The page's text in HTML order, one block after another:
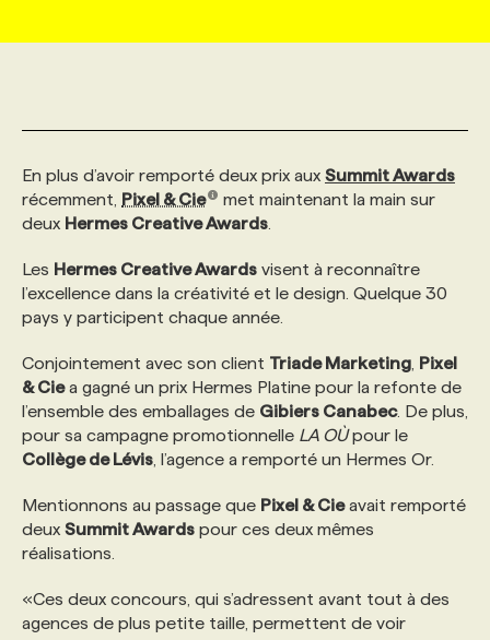
AFFAIRES DE L'INDUSTRIE
INITIATIVES NUMÉRIQUES
PRIX ET DISTINCTIONS
WEB & MÉDIAS SOCIAUX
MARKETING DURABLE
GEO/SEO
ÉVÉNEMENTIEL
NOS AUTEUR‧RICES
INFOLETTRE PUBLICITÉ
ANNONCEZ AVEC NOUS
CONSULTER LA CVTHÈQUE
PROFIL ENTREPRISE
FAQ
VOIR LES OFFRES
PROFIL CANDIDAT
FAQ
ANNONCEZ AVEC NOUS
NOS FORMATIONS EN LIGNE
NOS PARCOURS DE FORMATIONS
FORMATIONS PERSONNALISÉES
POURQUOI CHOISIR NOS FORMATIONS
NOS TARIFS
PROGRAMMES DE SUBVENTIONS
FAQ
CHASSE DE TÊTE
SERVICE DE CHASSE DE TÊTE
NOS TARIFS
FAQ
ANNONCEZ AVEC NOUS
En plus d’avoir remporté deux prix aux Summit Awards
récemment, Pixel & Cie
met maintenant la main sur
deux Hermes Creative Awards
Les Hermes Creative Awards visent à reconnaître
l’excellence dans la créativité et le design. Quelque 30
pays y participent chaque année.
Conjointement avec son client Triade Marketing Pixel
& Ciea gagné un prix Hermes Platine pour la refonte de
l’ensemble des emballages de Gibiers Canabec. De plus,
pour sa campagne promotionnelle LA OÙpour le
Collège de Lévis , l’agence a remporté un Hermes Or.
Mentionnons au passage que Pixel & Cieavait remporté
deux Summit Awards pour ces deux mêmes
réalisations.
«Ces deux concours, qui s’adressent avant tout à des
agences de plus petite taille, permettent de voir